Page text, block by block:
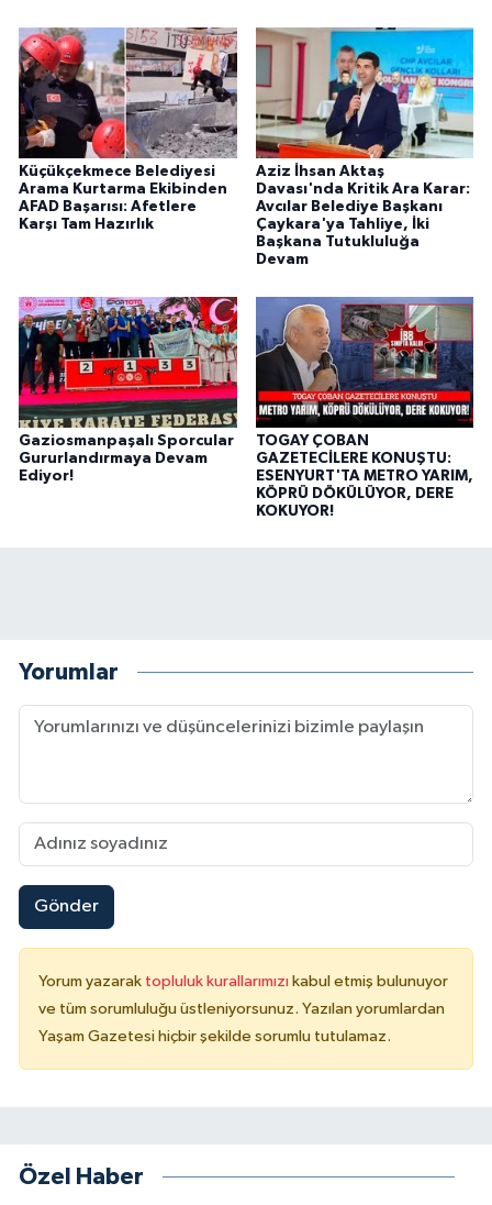
Küçükçekmece Belediyesi
Arama Kurtarma Ekibinden
AFAD Başarısı: Afetlere
Karşı Tam Hazırlık
Aziz İhsan Aktaş
Davası'nda Kritik Ara Karar:
Avcılar Belediye Başkanı
Çaykara'ya Tahliye, İki
Başkana Tutukluluğa
Devam
Gaziosmanpaşalı Sporcular
Gururlandırmaya Devam
Ediyor!
TOGAY ÇOBAN
GAZETECİLERE KONUŞTU:
ESENYURT'TA METRO YARIM,
KÖPRÜ DÖKÜLÜYOR, DERE
KOKUYOR!
Yorumlar
Gönder
Yorum yazarak topluluk kurallarımızı kabul etmiş bulunuyor
ve tüm sorumluluğu üstleniyorsunuz. Yazılan yorumlardan
Yaşam Gazetesi hiçbir şekilde sorumlu tutulamaz.
Özel Haber